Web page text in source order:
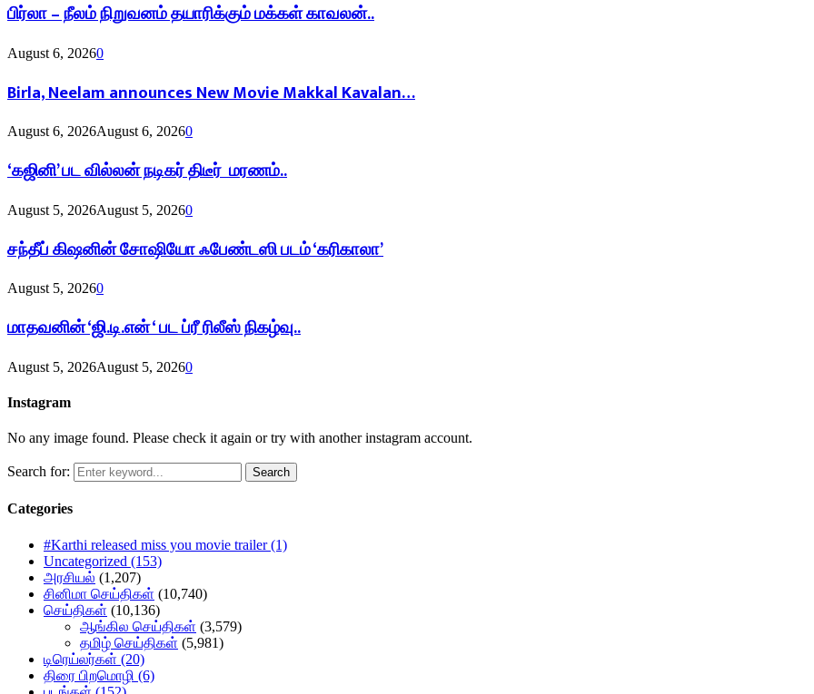
பிர்லா – நீலம் நிறுவனம் தயாரிக்கும் மக்கள் காவலன்..
August 6, 20260
Birla, Neelam announces New Movie Makkal Kavalan…
August 6, 2026August 6, 20260
‘கஜினி’ பட வில்லன் நடிகர் திடீர் மரணம்..
August 5, 2026August 5, 20260
சந்தீப் கிஷனின் சோஷியோ ஃபேண்டஸி படம் ‘கரிகாலா’
August 5, 20260
மாதவனின் ‘ஜி.டி.என் ‘ பட ப்ரீ ரிலீஸ் நிகழ்வு..
August 5, 2026August 5, 20260
Instagram
No any image found. Please check it again or try with another instagram account.
Search for: Search
Categories
#Karthi released miss you movie trailer(1)
Uncategorized (153)
அரசியல் (1,207)
சினிமா செய்திகள் (10,740)
செய்திகள் (10,136)
ஆங்கில செய்திகள் (3,579)
தமிழ் செய்திகள் (5,981)
டிரெய்லர்கள் (20)
திரை பிறமொழி (6)